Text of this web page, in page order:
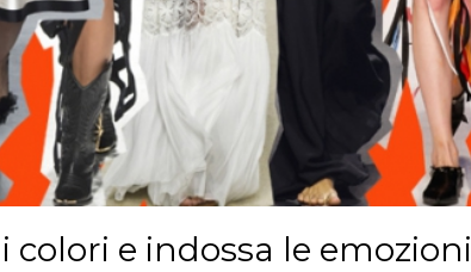
colori e indossa le emozioni